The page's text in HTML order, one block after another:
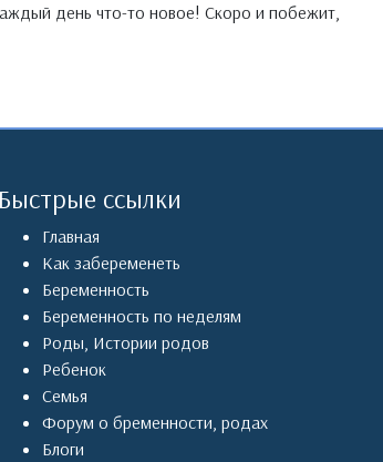
день что-то новое! Скоро и побежит,
Быстрые ссылки
Главная
Как забеременеть
Беременность
Беременность по неделям
Роды, Истории родов
Ребенок
Семья
Форум о бременности, родах
Блоги